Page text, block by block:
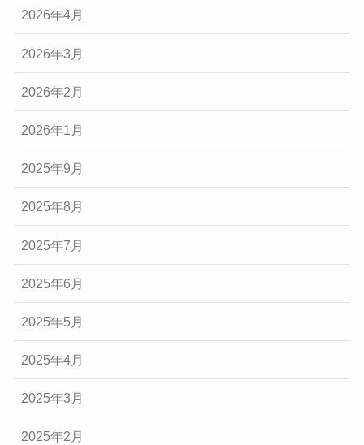
2026年4月
2026年3月
2026年2月
2026年1月
2025年9月
2025年8月
2025年7月
2025年6月
2025年5月
2025年4月
2025年3月
2025年2月